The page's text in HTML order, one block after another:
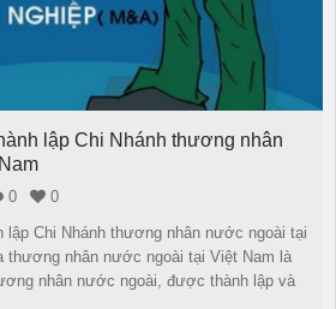
lập Chi Nhánh thương nhân
0
0
lập Chi Nhánh thương nhân nước ngoài tại
thương nhân nước ngoài tại Việt Nam là
nhân nước ngoài, được thành lập và